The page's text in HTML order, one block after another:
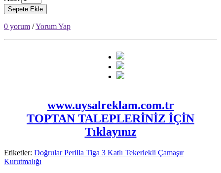
Sepete Ekle
0 yorum /Yorum Yap
www.uysalreklam.com.tr
TOPTAN TALEPLERİNİZ İÇİN
Tıklayınız
Etiketler: Doğrular Perilla Tiga 3 Katlı Tekerlekli Çamaşır
Kurutmalığı